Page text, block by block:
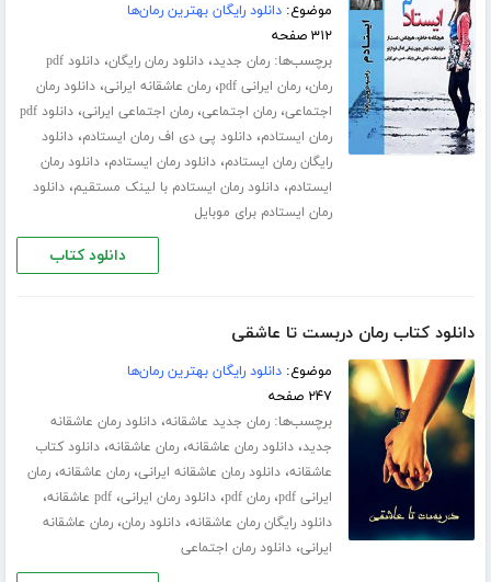
موضوع:دانلود رایگان بهترین رمان‌ها
۳۱۲ صفحه
برچسب‌ها:رمان جدید،دانلود رمان رایگان،
دانلود pdf
رمان،رمان ایرانی pdf ،رمان عاشقانه ایرانی،دانلود رمان
اجتماعی،رمان اجتماعی،رمان اجتماعی ایرانی،
دانلود pdf
رمان ایستادم،دانلود پی دی اف رمان ایستادم،دانلود
رایگان رمان ایستادم،دانلود رمان ایستادم،دانلود رمان
ایستادم،دانلود رمان ایستادم با لینک مستقیم،دانلود
رمان ایستادم برای موبایل
دانلود کتاب
دانلود کتاب رمان دربست تا عاشقی
موضوع:دانلود رایگان بهترین رمان‌ها
۲۴۷ صفحه
برچسب‌ها:رمان جدید عاشقانه،دانلود رمان عاشقانه
جدید،دانلود رمان عاشقانه،رمان عاشقانه،دانلود کتاب
عاشقانه،دانلود رمان عاشقانه ایرانی،رمان عاشقانه،رمان
ایرانی pdf
،رمان pdf ،دانلود رمان ایرانی،pdf عاشقانه ،
دانلود رایگان رمان عاشقانه،دانلود رمان،رمان عاشقانه
ایرانی،دانلود رمان اجتماعی